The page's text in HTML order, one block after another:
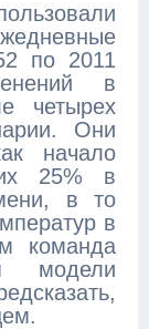
по 2011
в
четырех
Они
начало
25% в
в то
в
команда
модели